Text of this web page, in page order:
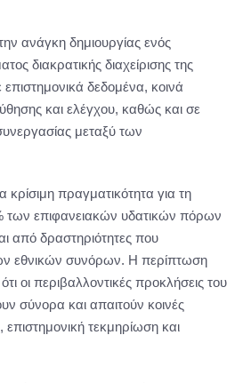
ανάγκη δημιουργίας ενός
διακρατικής διαχείρισης της
δεδομένα, κοινά
και ελέγχου, καθώς και σε
μεταξύ των
κρίσιμη πραγματικότητα για τη
επιφανειακών υδατικών πόρων
από δραστηριότητες που
εθνικών συνόρων. Η περίπτωση
οι περιβαλλοντικές προκλήσεις του
σύνορα και απαιτούν κοινές
τεκμηρίωση και